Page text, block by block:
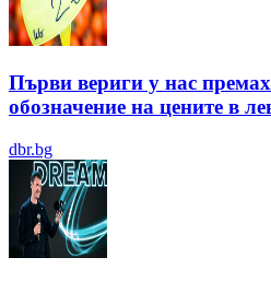
Първи вериги у нас
обозначение на цените в
dbr.bg